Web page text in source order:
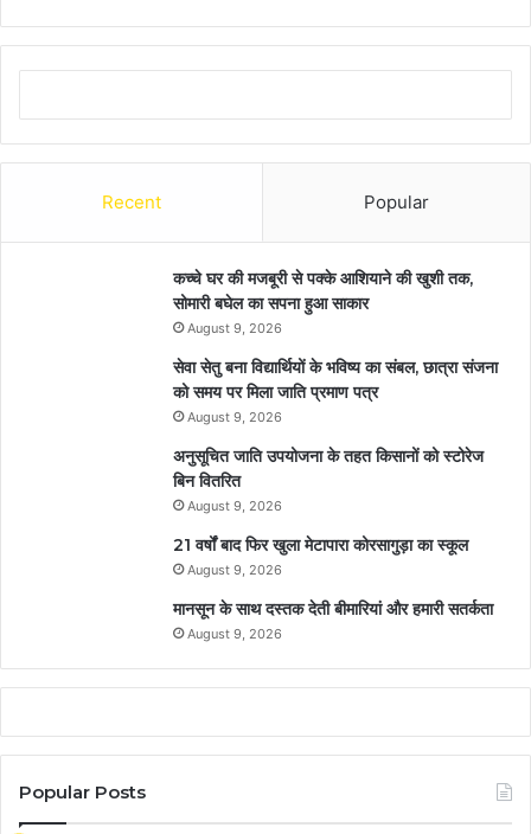
Recent Popular
कच्चे घर की मजबूरी से पक्के आशियाने की खुशी तक,
सोमारी बघेल का सपना हुआ साकार
August 9, 2026
सेवा सेतु बना विद्यार्थियों के भविष्य का संबल, छात्रा संजना
को समय पर मिला जाति प्रमाण पत्र
August 9, 2026
अनुसूचित जाति उपयोजना के तहत किसानों को स्टोरेज
बिन वितरित
August 9, 2026
21 वर्षों बाद फिर खुला मेटापारा कोरसागुड़ा का स्कूल
August 9, 2026
मानसून के साथ दस्तक देती बीमारियां और हमारी सतर्कता
August 9, 2026
Popular Posts